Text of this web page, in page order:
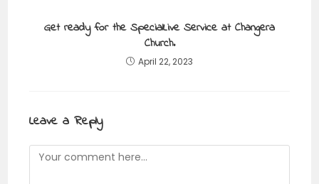
Get ready for the SpecialLive Service at Changera
Church.
April 22, 2023
Leave a Reply
Comment